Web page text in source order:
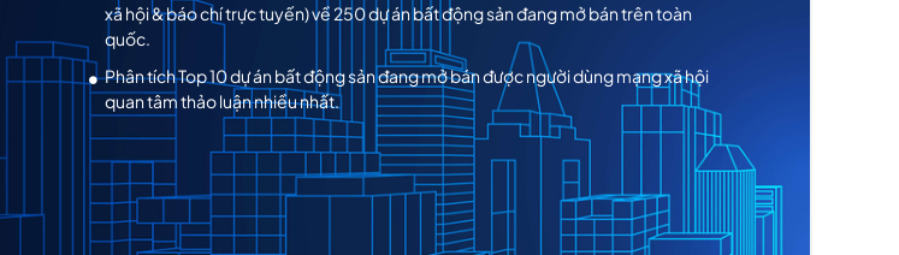
xã hội & báo chí trực tuyến) về 250 dự án bất động sản đang mở bán trên toàn
quốc.
Phân tích Top 10 dự án bất động sản đang mở bán được người dùng mạng xã hội
quan tâm thảo luận nhiều nhất.